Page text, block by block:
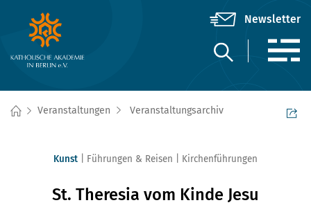
Veranstaltungen Veranstaltungsarchiv
Kunst Führungen & Reisen Kirchenführungen
St. Theresia vom Kinde Jesu